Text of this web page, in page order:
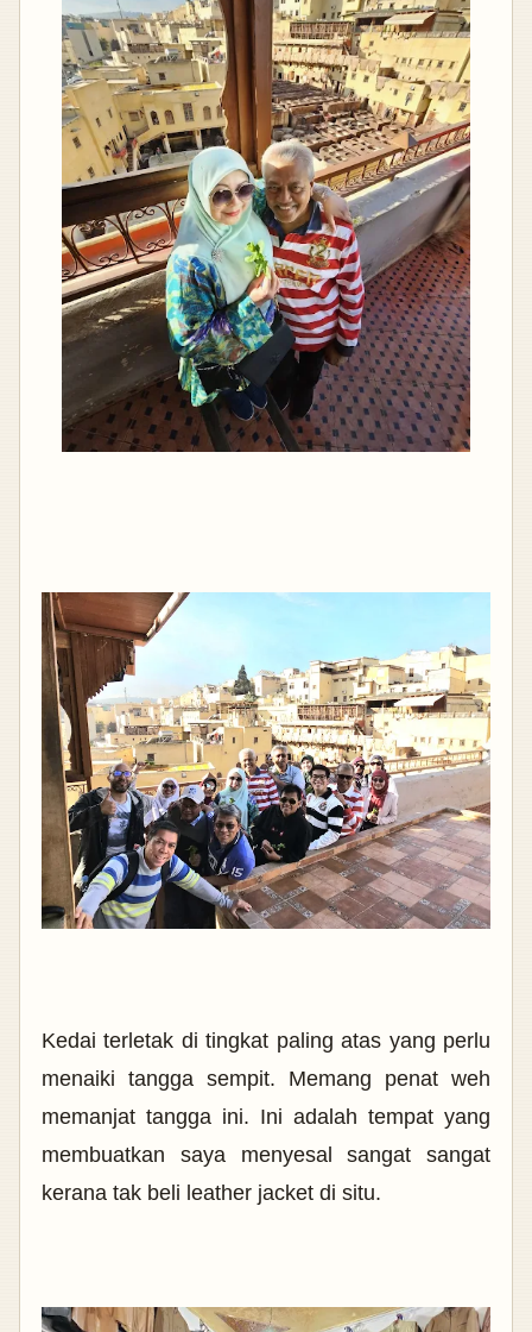
Kedai terletak di tingkat paling atas yang perlu
menaiki tangga sempit. Memang penat weh
memanjat tangga ini. Ini adalah tempat yang
membuatkan saya menyesal sangat sangat
kerana tak beli leather jacket di situ.